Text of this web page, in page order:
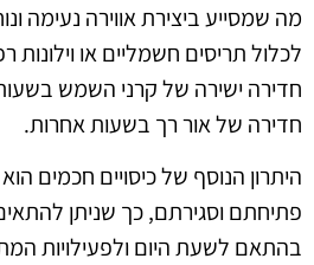
מה שמסייע ביצירת אווירה נעימה
לכלול תריסים חשמליים או וילונות
חדירה ישירה של קרני השמש
חדירה של אור רך בשעות אחרות.
היתרון הנוסף של כיסויים חכמים
פתיחתם וסגירתם, כך שניתן
בהתאם לשעת היום ולפעילויות